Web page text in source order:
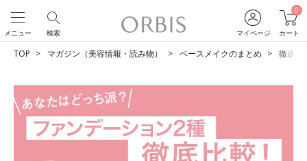
マイページ
0
カート
検索
メニュー
TOP マガジン（美容情報・読み物） ベースメイクのまとめ 徹底比